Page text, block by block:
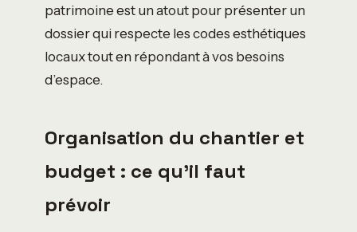
patrimoine est un atout pour présenter un
dossier qui respecte les codes esthétiques
locaux tout en répondant à vos besoins
d’espace.
Organisation du chantier et
budget : ce qu’il faut
prévoir